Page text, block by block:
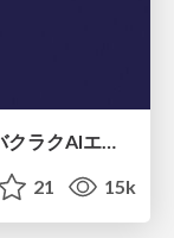
21 15k